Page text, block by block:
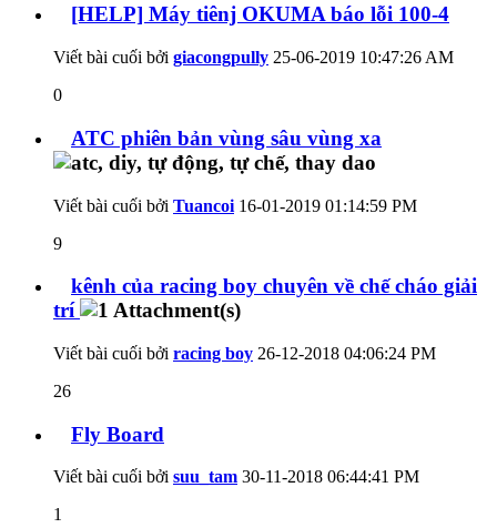
[HELP] Máy tiênj OKUMA báo lỗi 100-4
Viết bài cuối bởi giacongpully 25-06-2019 10:47:26 AM
0
ATC phiên bản vùng sâu vùng xa
Viết bài cuối bởi Tuancoi 16-01-2019 01:14:59 PM
9
kênh của racing boy chuyên về chế cháo giải
trí
Viết bài cuối bởi racing boy 26-12-2018 04:06:24 PM
26
Fly Board
Viết bài cuối bởi suu_tam 30-11-2018 06:44:41 PM
1